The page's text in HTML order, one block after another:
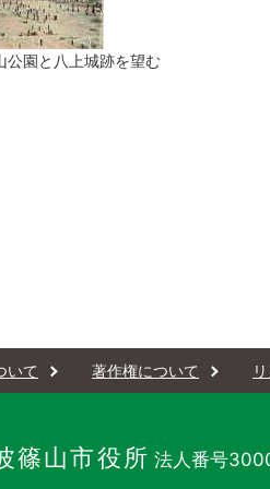
公園と八上城跡を望む
いて 著作権について
篠山市役所 法人番号